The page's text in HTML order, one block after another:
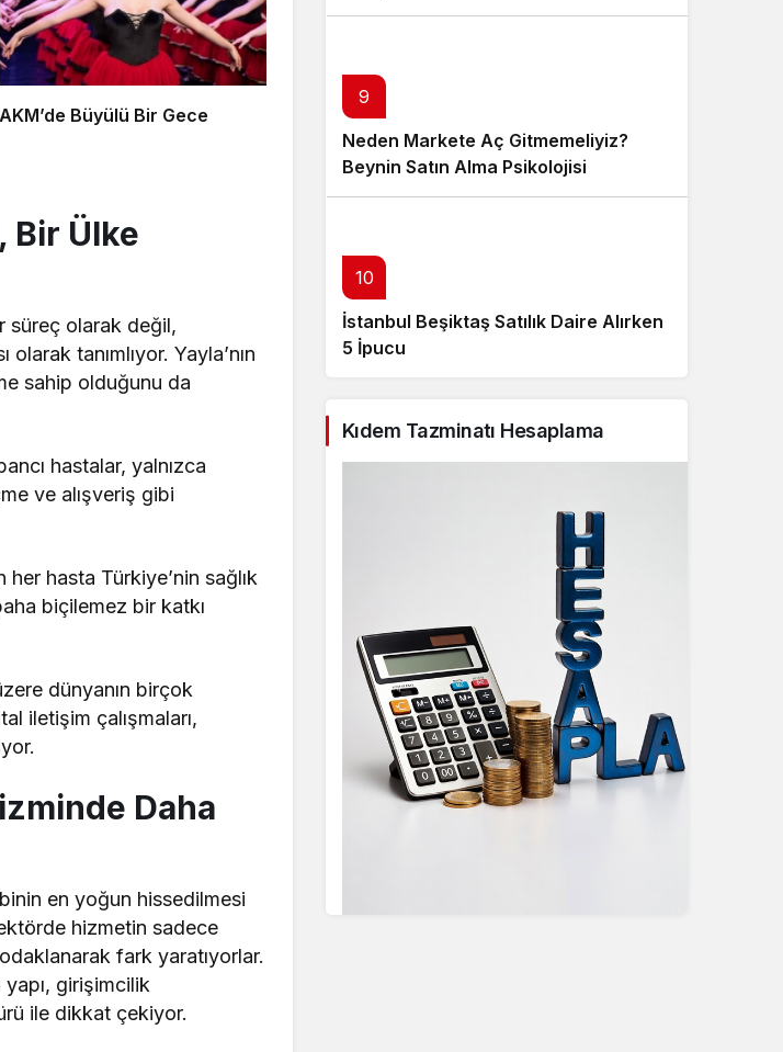
AKM’de Büyülü Bir Gece
Bir Ülke
süreç olarak değil,
tanımlıyor. Yayla’nın
sahip olduğunu da
hastalar, yalnızca
ve alışveriş gibi
her hasta Türkiye’nin sağlık
biçilemez bir katkı
dünyanın birçok
iletişim çalışmaları,
Daha
en yoğun hissedilmesi
hizmetin sadece
fark yaratıyorlar.
yapı, girişimcilik
ile dikkat çekiyor.
Olmaya Hazırlanıyor
9
Neden Markete Aç Gitmemeliyiz?
Beynin Satın Alma Psikolojisi
10
İstanbul Beşiktaş Satılık Daire Alırken
5 İpucu
Kıdem Tazminatı Hesaplama